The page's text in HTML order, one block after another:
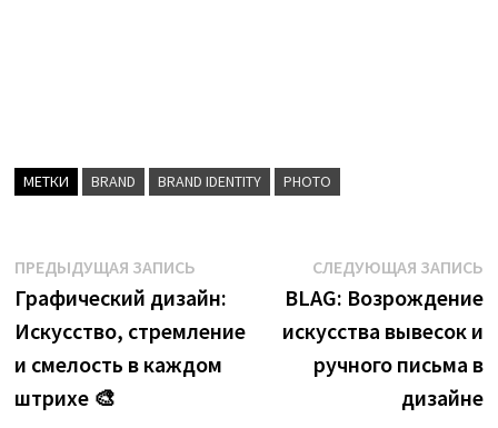
МЕТКИ BRAND BRAND IDENTITY PHOTO
Навигация
по
записям
ПРЕДЫДУЩАЯ ЗАПИСЬ
запись:
Графический дизайн:
Искусство, стремление
и смелость в каждом
штрихе 🎨
СЛЕДУЮЩАЯ ЗАПИСЬ
BLAG: Возрождение
искусства вывесок и
ручного письма в
дизайне